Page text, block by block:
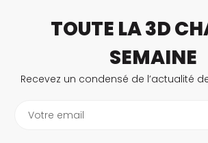
TOUTE LA 3D
SEMAINE
Recevez un condensé de l’actualité
Votre email